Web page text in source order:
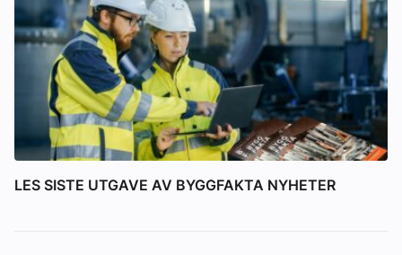
LES SISTE UTGAVE AV BYGGFAKTA NYHETER